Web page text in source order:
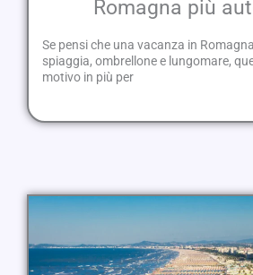
Romagna più
Se pensi che una vacanza in
spiaggia, ombrellone e lungomare,
motivo in più per